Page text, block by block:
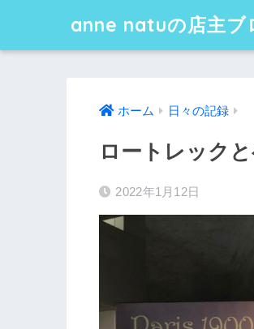
anne natuの店主ブ
ホーム 日々の記録
ロートレック
2022年1月12日